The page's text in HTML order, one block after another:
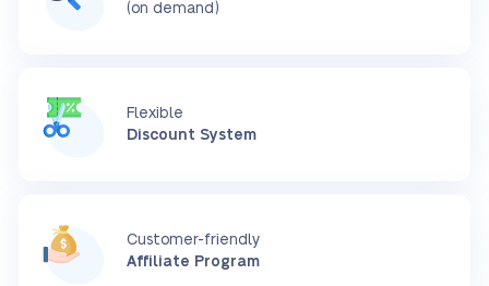
(on demand)
Flexible
Discount System
Customer-friendly
Affiliate Program